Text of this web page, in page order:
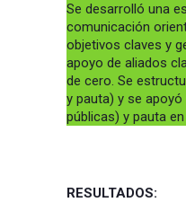
Se desarrolló una
comunicación
objetivos claves y
apoyo de aliados
de cero. Se
y pauta) y se
públicas) y pauta
RESULTADOS: